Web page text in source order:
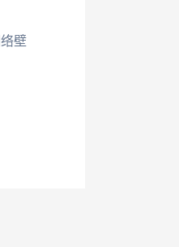
壁